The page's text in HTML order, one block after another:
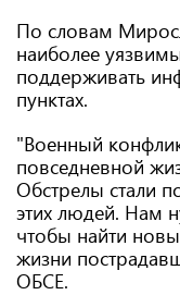
По словам
наиболее
поддерживать
пунктах.
"Военный
повседневной
Обстрелы стали
этих людей. Нам
чтобы найти
жизни
ОБСЕ.